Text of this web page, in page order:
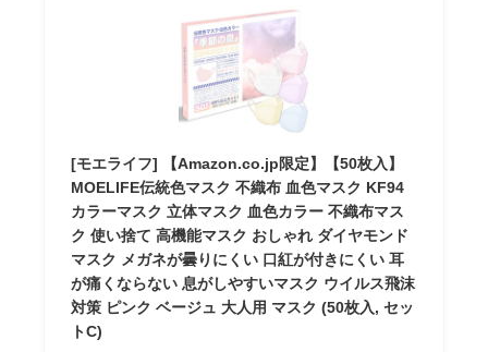
[モエライフ] 【Amazon.co.jp限定】【50枚入】
MOELIFE伝統色マスク 不織布 血色マスク KF94
カラーマスク 立体マスク 血色カラー 不織布マス
ク 使い捨て 高機能マスク おしゃれ ダイヤモンド
マスク メガネが曇りにくい 口紅が付きにくい 耳
が痛くならない 息がしやすいマスク ウイルス飛沫
対策 ピンク ベージュ 大人用 マスク (50枚入, セッ
トC)